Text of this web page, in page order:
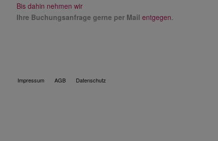
Bis dahin nehmen wir
Ihre Buchungsanfrage gerne per Mail entgegen.
Impressum AGB Datenschutz